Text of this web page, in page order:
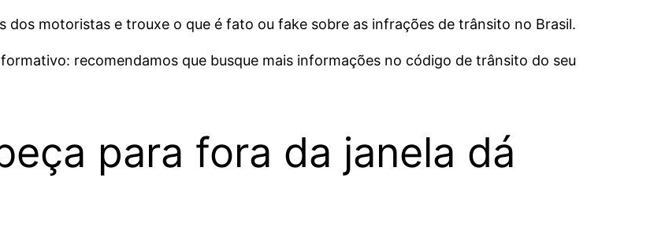
dos motoristas e trouxe o que é fato ou fake sobre as infrações de trânsito no Brasil.
recomendamos que busque mais informações no código de trânsito do seu
para fora da janela dá